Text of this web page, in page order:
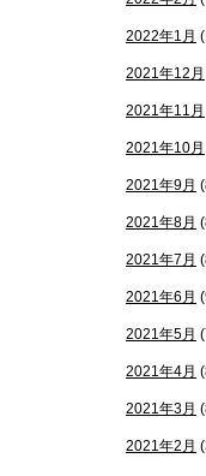
2022年1月
2021年12月
2021年11月
2021年10月
2021年9月
2021年8月
2021年7月
2021年6月
2021年5月
2021年4月
2021年3月
2021年2月